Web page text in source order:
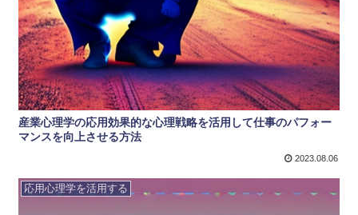
産業心理学の応用効果的な心理戦略を活用して仕事のパフォー
マンスを向上させる方法
2023.08.06
応用心理学を活用する